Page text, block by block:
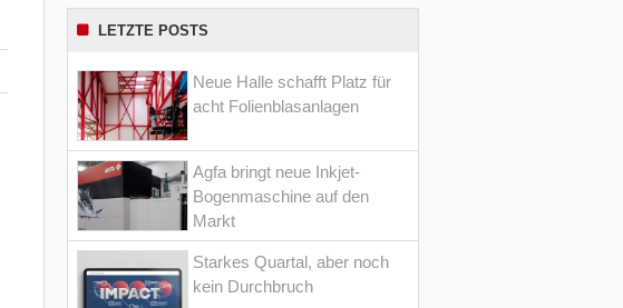
LETZTE POSTS
Neue Halle schafft Platz für
acht Folienblasanlagen
Agfa bringt neue Inkjet-
Bogenmaschine auf den
Markt
Starkes Quartal, aber noch
kein Durchbruch